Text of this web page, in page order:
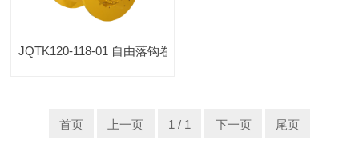
JQTK120-118-01 自由落钩卷扬减速机
首页 上一页 1 / 1 下一页 尾页